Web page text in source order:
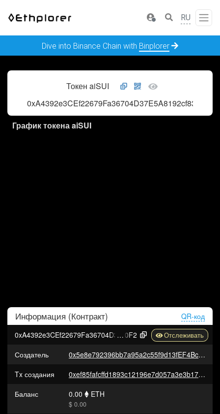
RU
Dive into Binance Chain with Binplorer
Токен aiSUI
0xA4392e3CEf22679Fa36704D37E5A8192cf8350F2
График токена aiSUI
Информация (Контракт)
QR-код
0xA4392e3CEf22679Fa36704D37E5A8192cf835
0F2
Создатель
0x5e8e792396bb7a95a2c55f9d13fEF4Bc9ad7E2E8
Tx создания
0xef85fafcffd1893c12196e7d057a3e3b177d0ec1aa42c07f21c6a94bb8885a0a
Баланс
0.00 ETH
$ 0.00